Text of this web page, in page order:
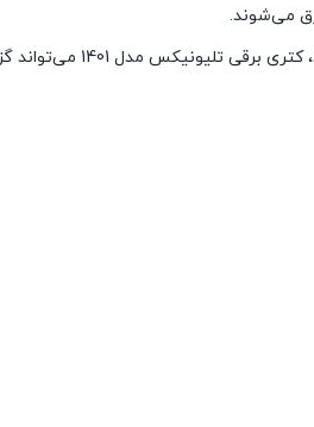
می‌شوند.
1401 می‌تواند گزینه‌ای عالی باشد.